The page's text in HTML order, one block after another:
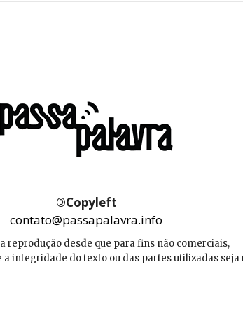
©Copyleft
contato@passapalavra.info
reprodução desde que para fins não comerciais,
a integridade do texto ou das partes utilizadas